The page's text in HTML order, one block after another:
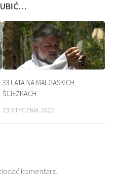
33 LATA NA MALGASKICH
ŚCIEŻKACH
23 STYCZNIA 2022
komentarz.